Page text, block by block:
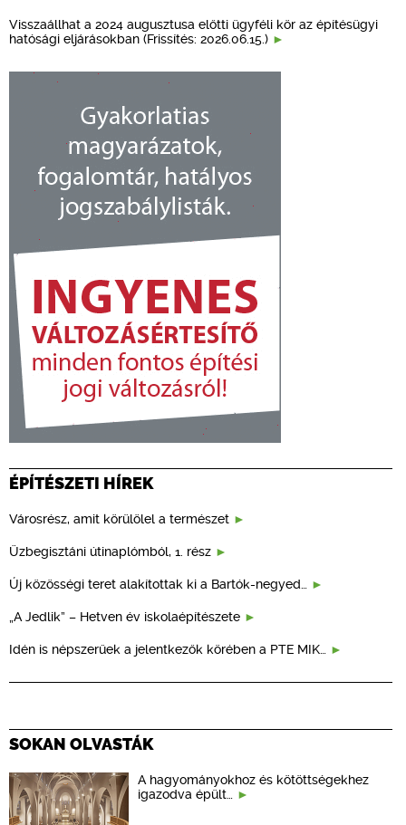
Visszaállhat a 2024 augusztusa előtti ügyféli kör az építésügyi
hatósági eljárásokban (Frissítés: 2026.06.15.)
ÉPÍTÉSZETI HÍREK
Városrész, amit körülölel a természet
Üzbegisztáni útinaplómból, 1. rész
Új közösségi teret alakítottak ki a Bartók-negyed…
„A Jedlik” – Hetven év iskolaépítészete
Idén is népszerűek a jelentkezők körében a PTE MIK…
SOKAN OLVASTÁK
A hagyományokhoz és kötöttségekhez
igazodva épült…